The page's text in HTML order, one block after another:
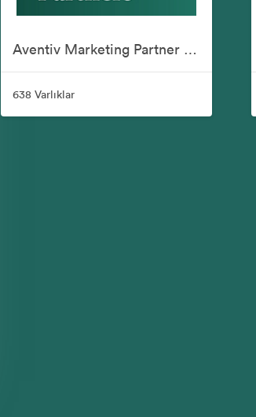
Aventiv Marketing Partner Assets
638 Varlıklar